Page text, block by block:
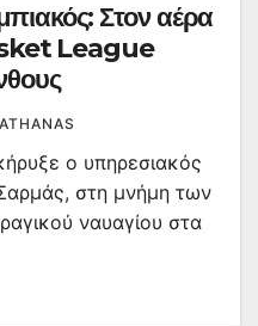
Στον αέρα
League
ο υπηρεσιακός
στη μνήμη των
ναυαγίου στα